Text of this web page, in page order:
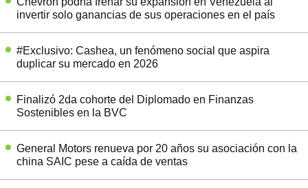
invertir solo ganancias de sus operaciones en el país
#Exclusivo: Cashea, un fenómeno social que aspira
duplicar su mercado en 2026
Finalizó 2da cohorte del Diplomado en Finanzas
Sostenibles en la BVC
General Motors renueva por 20 años su asociación con la
china SAIC pese a caída de ventas